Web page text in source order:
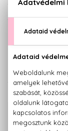
100% eredeti